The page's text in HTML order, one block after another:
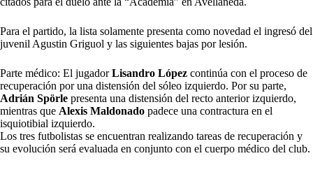
Para el partido, la lista solamente presenta como novedad el ingresó del
juvenil Agustin Griguol y las siguientes bajas por lesión.
Parte médico: El jugadorLisandro López continúa con el proceso de
recuperación por una distensión del sóleo izquierdo. Por su parte,
Adrián Spörle presenta una distensión del recto anterior izquierdo,
mientras que Alexis Maldonado padece una contractura en el
isquiotibial izquierdo.
Los tres futbolistas se encuentran realizando tareas de recuperación y
su evolución será evaluada en conjunto con el cuerpo médico del club.